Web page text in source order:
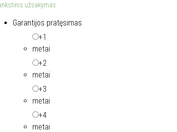
užsakymas
Garantijos pratęsimas
+1
metai
+2
metai
+3
metai
+4
metai